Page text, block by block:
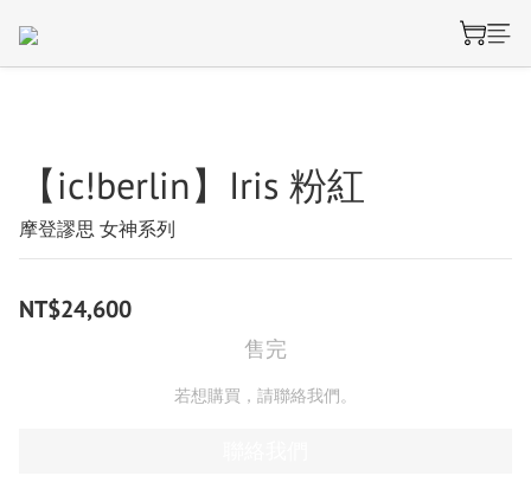
【ic!berlin】Iris 粉紅
摩登謬思 女神系列
NT$24,600
售完
若想購買，請聯絡我們。